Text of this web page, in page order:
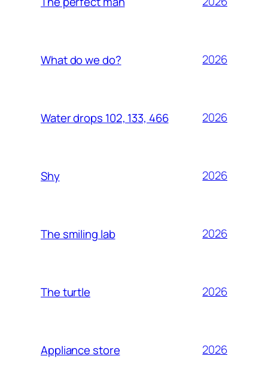
What do we do? 2026
Water drops 102, 133, 466 2026
Shy 2026
The smiling lab 2026
The turtle 2026
Appliance store 2026